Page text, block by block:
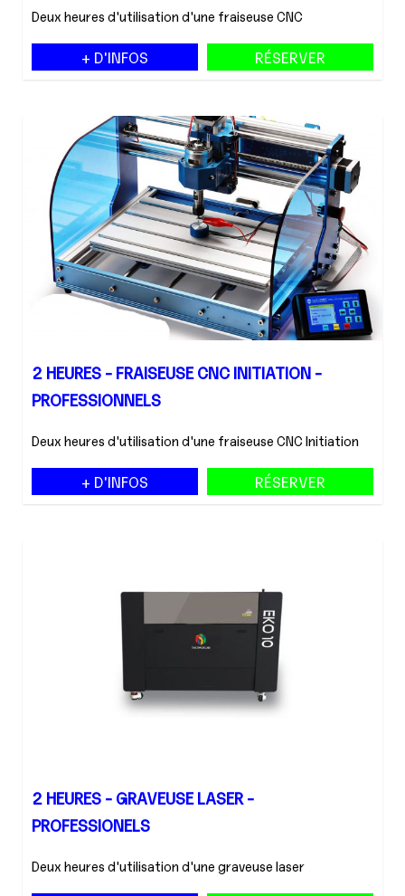
Deux heures d'utilisation d'une fraiseuse CNC
RÉSERVER
+ D'INFOS
2 HEURES - FRAISEUSE CNC INITIATION -
PROFESSIONNELS
Deux heures d'utilisation d'une fraiseuse CNC Initiation
RÉSERVER
+ D'INFOS
2 HEURES - GRAVEUSE LASER -
PROFESSIONELS
Deux heures d'utilisation d'une graveuse laser